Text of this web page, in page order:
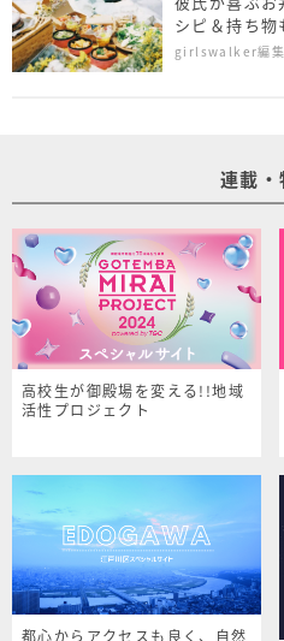
シピ＆持ち物
girlswalker編
連載・
高校生が御殿場を変える!!地域
活性プロジェクト
都心からアクセスも良く、自然